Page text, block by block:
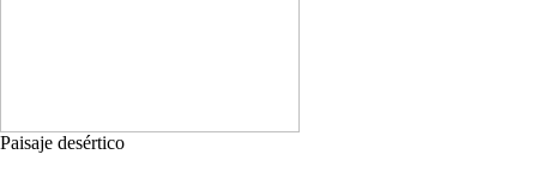
Paisaje desértico